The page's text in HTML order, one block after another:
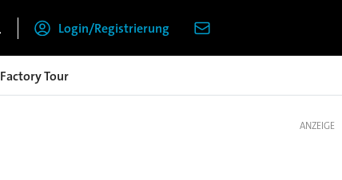
Login/Registrierung
Factory Tour
ANZEIGE